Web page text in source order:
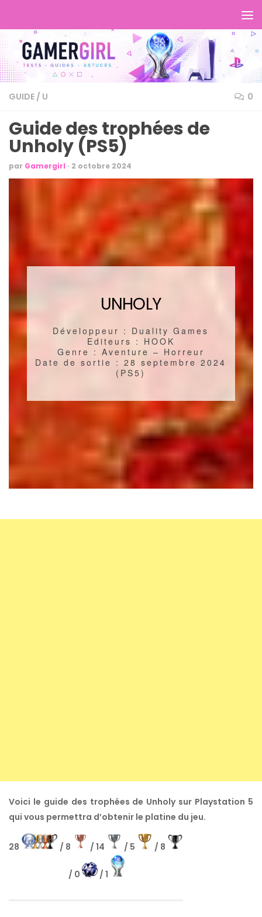
GUIDE / U 0
Guide des trophées de
Unholy (PS5)
par Gamergirl · 2 octobre 2024
UNHOLY
Développeur : Duality Games
Editeurs : HOOK
Genre : Aventure – Horreur
Date de sortie : 28 septembre 2024
(PS5)
Voici le guide des trophées de Unholy sur Playstation 5
qui vous permettra d’obtenir le platine du jeu.
28 / 8 / 14 / 5 / 8
/ 0 / 1